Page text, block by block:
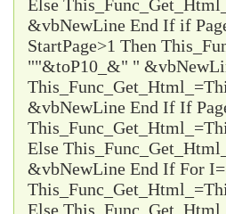
Else
&vbNewLine End If if
StartPage>1 Then
""&toP10_&" "
&vbNewLine End If If
Else
&vbNewLine End If For
Else